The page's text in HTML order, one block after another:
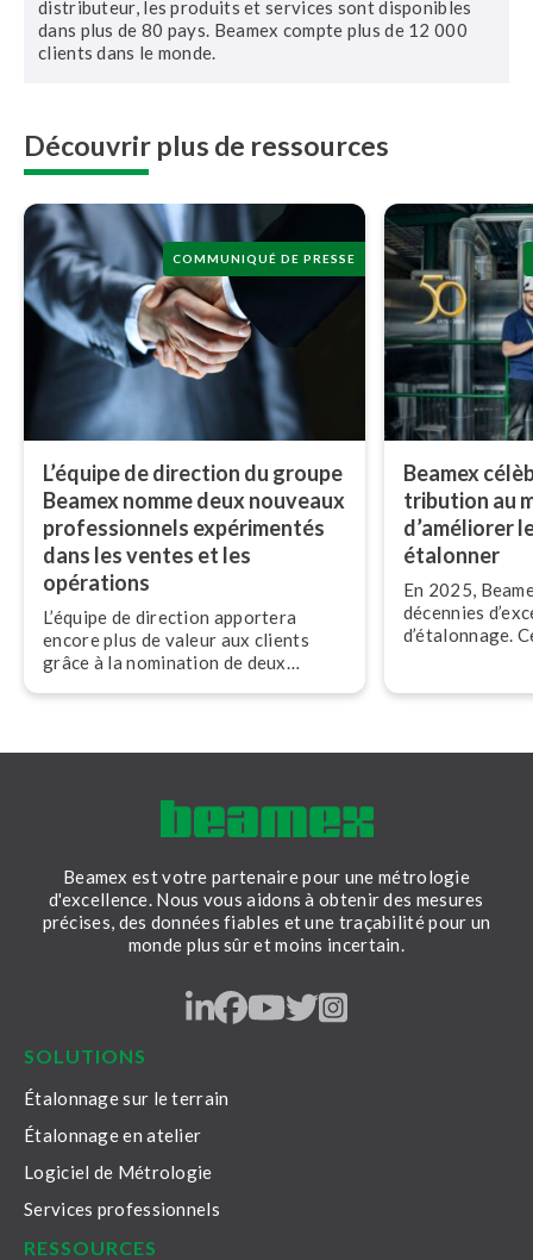
distributeur, les produits et services sont disponibles
dans plus de 80 pays. Beamex compte plus de 12 000
clients dans le monde.
Découvrir plus de ressources
COMMUNIQUÉ DE PRESSE
L’équipe de direction du groupe
Beamex nomme deux nouveaux
pro­fes­sion­nels ex­pé­ri­men­tés
dans les ventes et les
opérations
L’équipe de direction apportera
encore plus de valeur aux clients
grâce à la nomination de deux
Beamex
tri­bu­tion au
d’améliorer
étalonner
En 2025,
décennies
d’éta­lon­nage.
à un leader
continue
Beamex est votre partenaire pour une métrologie
d'excellence. Nous vous aidons à obtenir des mesures
précises, des données fiables et une traçabilité pour un
monde plus sûr et moins incertain.
LinkedIn
Facebook
Youtube
Twitter
Instagram
SOLUTIONS
Étalonnage sur le terrain
Étalonnage en atelier
Logiciel de Métrologie
Services professionnels
RESSOURCES